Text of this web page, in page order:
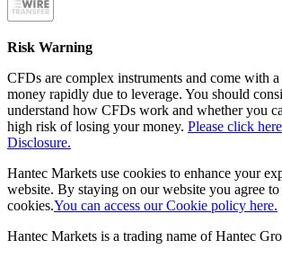
Risk Warning
CFDs are complex instruments and come with
money rapidly due to leverage. You should
understand how CFDs work and whether you
high risk of losing your money. Please click
Disclosure.
Hantec Markets use cookies to enhance your
website. By staying on our website you agree
cookies.You can access our Cookie policy here.
Hantec Markets is a trading name of Hantec